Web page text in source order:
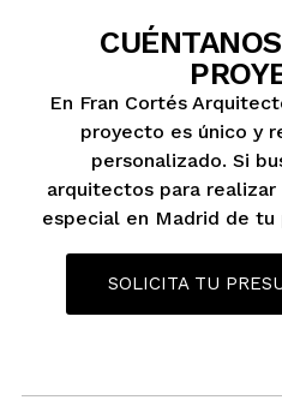
En Fran Cortés
proyecto es único y
personalizado. Si
arquitectos para
especial en Madrid de
SOLICITA TU